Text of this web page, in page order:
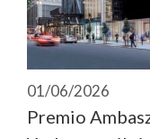
01/06/2026
Premio